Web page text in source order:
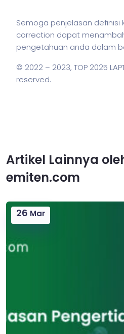
Semoga penjelasan definisi
correction dapat
pengetahuan anda dalam
© 2022 – 2023, TOP 2025
reserved.
Artikel Lainnya
emiten.com
26 Mar